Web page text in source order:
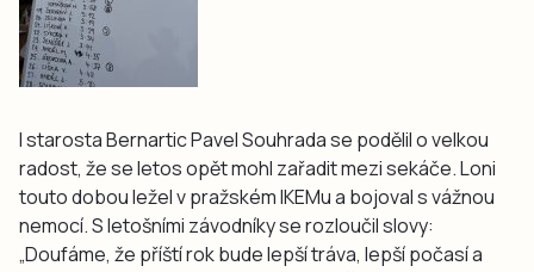
I starosta Bernartic Pavel Souhrada se podělil o velkou
radost, že se letos opět mohl zařadit mezi sekáče. Loni
touto dobou ležel v pražském IKEMu a bojoval s vážnou
nemocí. S letošními závodníky se rozloučil slovy:
„Doufáme, že příští rok bude lepší tráva, lepší počasí a